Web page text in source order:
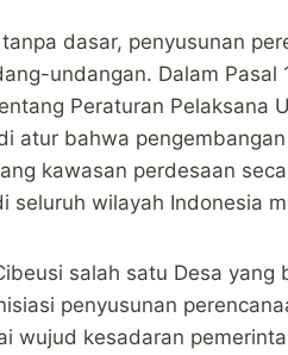
dasar, penyusunan
undangan. Dalam
Peraturan Pelaksana
atur bahwa
kawasan perdesaan
seluruh wilayah Indonesia
salah satu Desa
penyusunan
wujud kesadaran